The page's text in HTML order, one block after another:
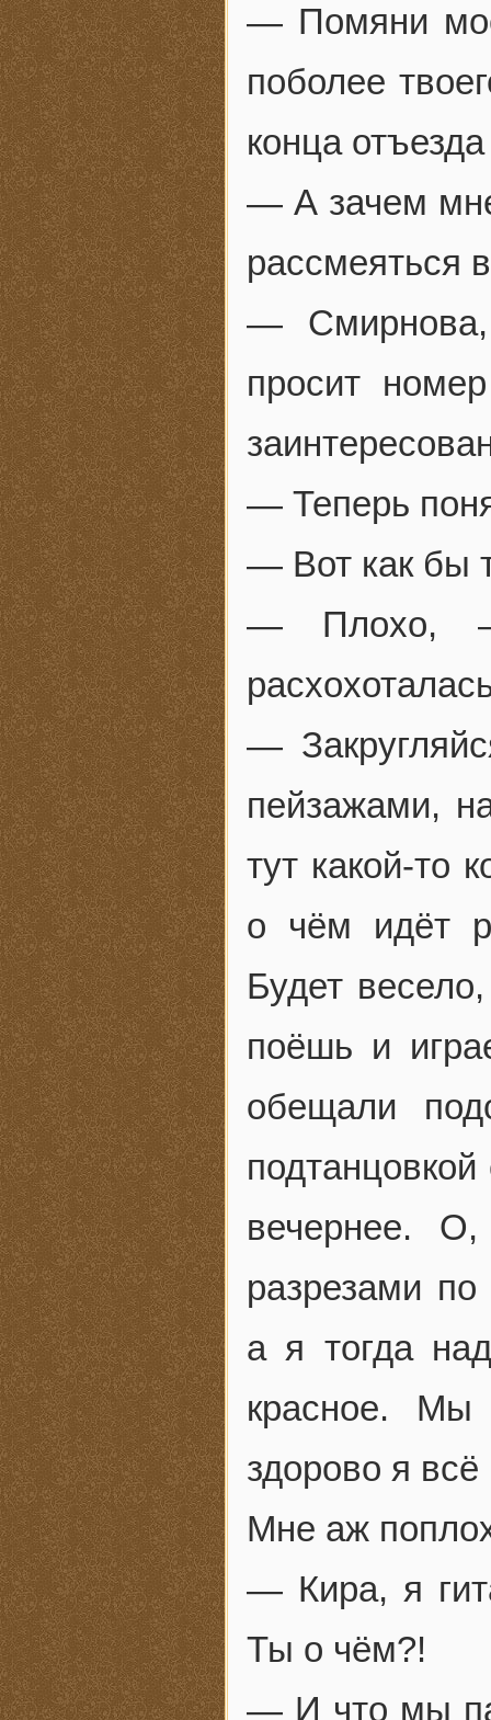
— Помяни
поболее
конца
— А зачем
рассмеяться
— Смирнова,
просит
— Теперь
— Вот как бы
— Плохо,
—
пейзажами,
тут какой-то
о чём идёт
Будет
поёшь и
обещали
вечернее.
разрезами
а я тогда
красное.
здорово я
Мне аж
— Кира, я
Ты о чём?!
— И что мы